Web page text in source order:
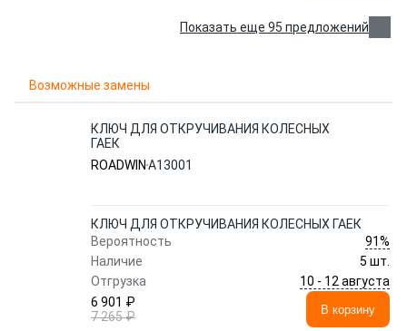
Показать еще 95 предложений
Возможные замены
КЛЮЧ ДЛЯ ОТКРУЧИВАНИЯ КОЛЕСНЫХ
ГАЕК
ROADWIN A13001
КЛЮЧ ДЛЯ ОТКРУЧИВАНИЯ КОЛЕСНЫХ ГАЕК
Вероятность
91%
Наличие
5 шт.
Отгрузка
10 - 12 августа
6 901 ₽
7 265 ₽
В корзину